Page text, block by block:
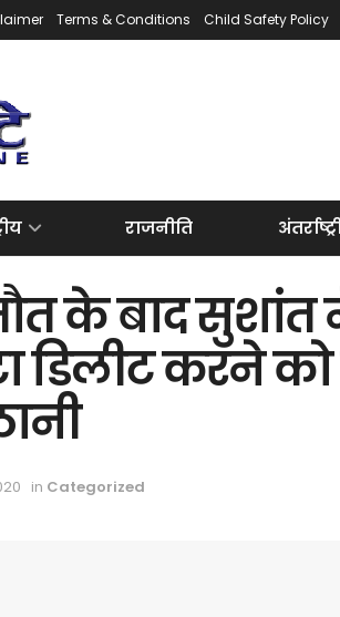
Terms & Conditions Child Safety Policy
राजनीति
के बाद सुशांत
डिलीट करने को
in Categorized